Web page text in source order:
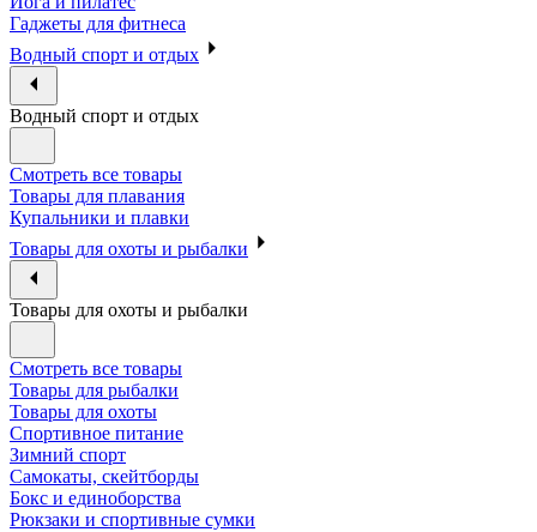
Гаджеты для фитнеса
Водный спорт и отдых
Водный спорт и отдых
Смотреть все товары
Товары для плавания
Купальники и плавки
Товары для охоты и рыбалки
Товары для охоты и рыбалки
Смотреть все товары
Товары для рыбалки
Товары для охоты
Спортивное питание
Зимний спорт
Самокаты, скейтборды
Бокс и единоборства
Рюкзаки и спортивные сумки